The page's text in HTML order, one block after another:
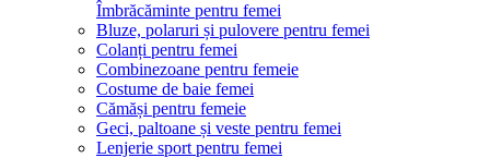
Îmbrăcăminte pentru femei
Bluze, polaruri și pulovere pentru femei
Colanți pentru femei
Combinezoane pentru femeie
Costume de baie femei
Cămăși pentru femeie
Geci, paltoane și veste pentru femei
Lenjerie sport pentru femei